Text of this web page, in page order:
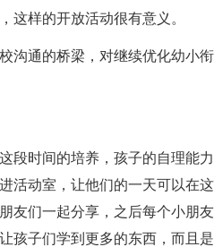
这样的开放活动很有意义。
通的桥梁，对继续优化幼小
时间的培养，孩子的自理能力
活动室，让他们的一天可以在
友们一起分享，之后每个小朋
孩子们学到更多的东西，而且